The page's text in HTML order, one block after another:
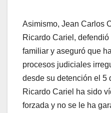
Asimismo, Jean Carlos
Ricardo Cariel,
familiar y aseguró que
procesos judiciales
desde su detención el 5
Ricardo Cariel ha sido
forzada y no se le ha